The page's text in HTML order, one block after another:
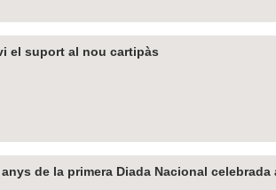
el suport al nou cartipàs
de la primera Diada Nacional